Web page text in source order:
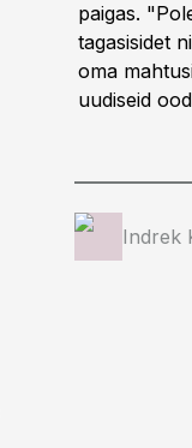
paigas.
tagasisidet
oma
uudiseid
Indrek